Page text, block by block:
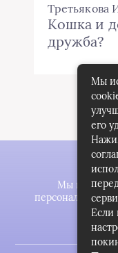
Третьякова
Кошка и
дружба?
Мы
Мы
его
Если